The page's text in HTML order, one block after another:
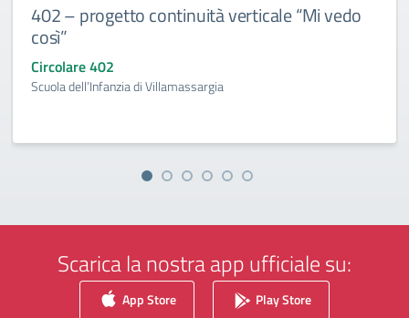
402 – progetto continuità verticale “Mi vedo
così”
Circolare 402
Scuola dell’Infanzia di Villamassargia
Scarica la nostra app ufficiale su:
App Store Play Store